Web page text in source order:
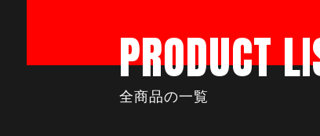
PRODUCT
全商品の一覧